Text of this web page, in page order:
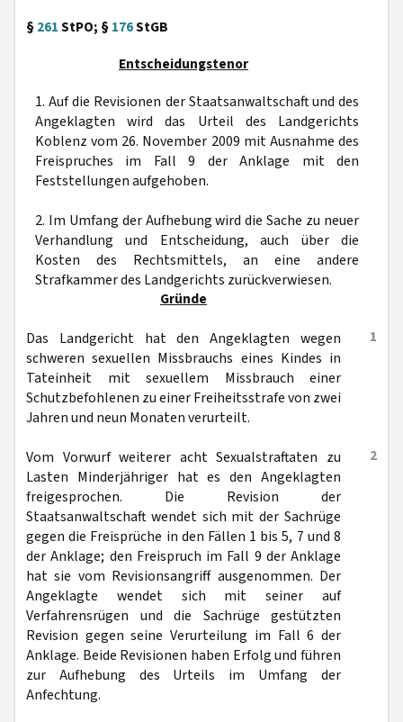
§261StPO; §176StGB
Entscheidungstenor
1. Auf die Revisionen der Staatsanwaltschaft und des
Angeklagten wird das Urteil des Landgerichts
Koblenz vom 26. November 2009 mit Ausnahme des
Freispruches im Fall 9 der Anklage mit den
Feststellungen aufgehoben.
2. Im Umfang der Aufhebung wird die Sache zu neuer
Verhandlung und Entscheidung, auch über die
Kosten des Rechtsmittels, an eine andere
Strafkammer des Landgerichts zurückverwiesen.
Gründe
1
Das Landgericht hat den Angeklagten wegen
schweren sexuellen Missbrauchs eines Kindes in
Tateinheit mit sexuellem Missbrauch einer
Schutzbefohlenen zu einer Freiheitsstrafe von zwei
Jahren und neun Monaten verurteilt.
2
Vom Vorwurf weiterer acht Sexualstraftaten zu
Lasten Minderjähriger hat es den Angeklagten
freigesprochen. Die Revision der
Staatsanwaltschaft wendet sich mit der Sachrüge
gegen die Freisprüche in den Fällen 1 bis 5, 7 und 8
der Anklage; den Freispruch im Fall 9 der Anklage
hat sie vom Revisionsangriff ausgenommen. Der
Angeklagte wendet sich mit seiner auf
Verfahrensrügen und die Sachrüge gestützten
Revision gegen seine Verurteilung im Fall 6 der
Anklage. Beide Revisionen haben Erfolg und führen
zur Aufhebung des Urteils im Umfang der
Anfechtung.